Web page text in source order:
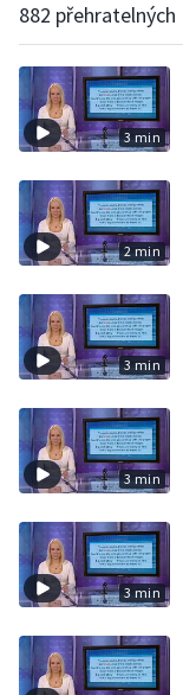
882 přehratelných
3 min
2 min
3 min
3 min
3 min